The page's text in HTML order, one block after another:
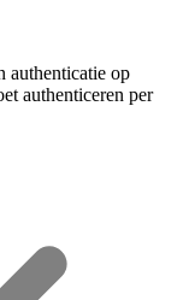
authenticatie op
authenticeren per